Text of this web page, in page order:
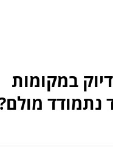
במקומות
נתמודד